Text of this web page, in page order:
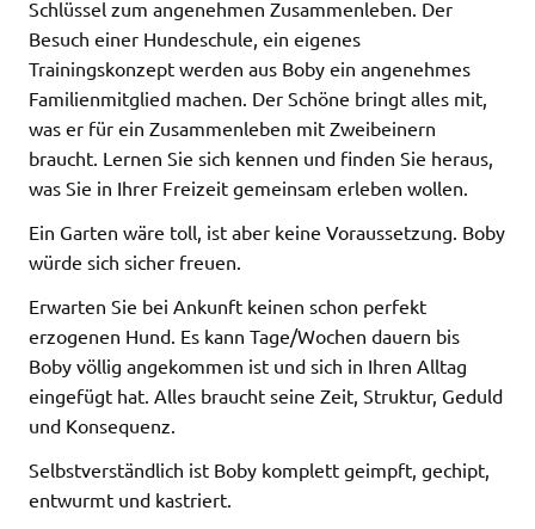
Schlüssel zum angenehmen Zusammenleben. Der
Besuch einer Hundeschule, ein eigenes
Trainingskonzept werden aus Boby ein angenehmes
Familienmitglied machen. Der Schöne bringt alles mit,
was er für ein Zusammenleben mit Zweibeinern
braucht. Lernen Sie sich kennen und finden Sie heraus,
was Sie in Ihrer Freizeit gemeinsam erleben wollen.
Ein Garten wäre toll, ist aber keine Voraussetzung. Boby
würde sich sicher freuen.
Erwarten Sie bei Ankunft keinen schon perfekt
erzogenen Hund. Es kann Tage/Wochen dauern bis
Boby völlig angekommen ist und sich in Ihren Alltag
eingefügt hat. Alles braucht seine Zeit, Struktur, Geduld
und Konsequenz.
Selbstverständlich ist Boby komplett geimpft, gechipt,
entwurmt und kastriert.